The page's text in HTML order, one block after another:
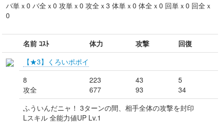
バ単ｘ 0 バ全ｘ 0 攻単ｘ 0 攻全ｘ 3 体単ｘ 0 体全ｘ 0 回単ｘ 0 回全ｘ
0
名前 ｺｽﾄ 体力 攻撃
回復
【★3】くろいポポイ
8
攻全
223
677
43
93
5
34
ふういんだニャ！ 3ターンの間、相手全体の攻撃を封印
Lスキル 全能力値UP Lv.1